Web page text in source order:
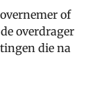
of
overdrager
die na